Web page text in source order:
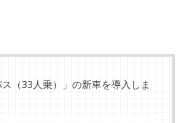
（33人乗）」の新車を導入しま